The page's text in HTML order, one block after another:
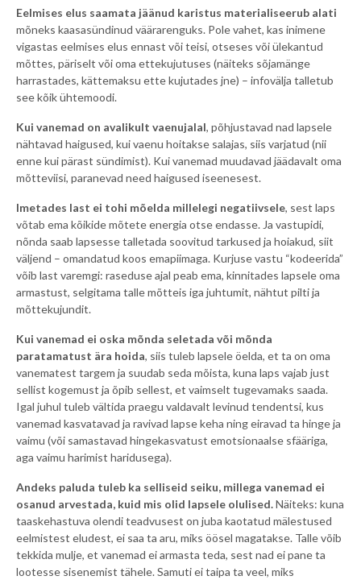
Eelmises elus saamata jäänud karistus materialiseerub alati
mõneks kaasasündinud väärarenguks. Pole vahet, kas inimene
vigastas eelmises elus ennast või teisi, otseses või ülekantud
mõttes, päriselt või oma ettekujutuses (näiteks sõjamänge
harrastades, kättemaksu ette kujutades jne) – infovälja talletub
see kõik ühtemoodi.
Kui vanemad on avalikult vaenujalal, põhjustavad nad lapsele
nähtavad haigused, kui vaenu hoitakse salajas, siis varjatud (nii
enne kui pärast sündimist). Kui vanemad muudavad jäädavalt oma
mõtteviisi, paranevad need haigused iseenesest.
Imetades last ei tohi mõelda millelegi negatiivsele, sest laps
võtab ema kõikide mõtete energia otse endasse. Ja vastupidi,
nõnda saab lapsesse talletada soovitud tarkused ja hoiakud, siit
väljend – omandatud koos emapiimaga. Kurjuse vastu “kodeerida”
võib last varemgi: raseduse ajal peab ema, kinnitades lapsele oma
armastust, selgitama talle mõtteis iga juhtumit, nähtut pilti ja
mõttekujundit.
Kui vanemad ei oska mõnda seletada või mõnda
paratamatust ära hoida, siis tuleb lapsele öelda, et ta on oma
vanematest targem ja suudab seda mõista, kuna laps vajab just
sellist kogemust ja õpib sellest, et vaimselt tugevamaks saada.
Igal juhul tuleb vältida praegu valdavalt levinud tendentsi, kus
vanemad kasvatavad ja ravivad lapse keha ning eiravad ta hinge ja
vaimu (või samastavad hingekasvatust emotsionaalse sfääriga,
aga vaimu harimist haridusega).
Andeks paluda tuleb ka selliseid seiku, millega vanemad ei
osanud arvestada, kuid mis olid lapsele olulised.Näiteks: kuna
taaskehastuva olendi teadvusest on juba kaotatud mälestused
eelmistest eludest, ei saa ta aru, miks öösel magatakse. Talle võib
tekkida mulje, et vanemad ei armasta teda, sest nad ei pane ta
lootesse sisenemist tähele. Samuti ei taipa ta veel, miks